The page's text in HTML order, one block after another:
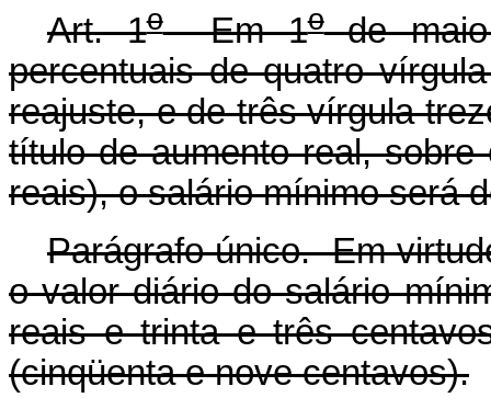
Art. 1oEm 1ode maio
percentuais de quatro
reajuste, e de três vírgula
título de aumento real,
reais), o salário mínimo será
Parágrafo único. Em
o valor diário do salário
reais e trinta e três
(cinqüenta e nove centavos).